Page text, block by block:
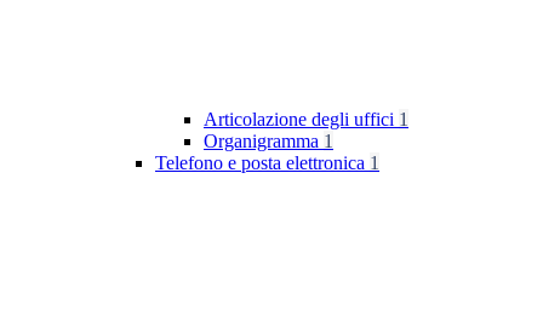
Articolazione degli uffici 1
Organigramma 1
Telefono e posta elettronica 1